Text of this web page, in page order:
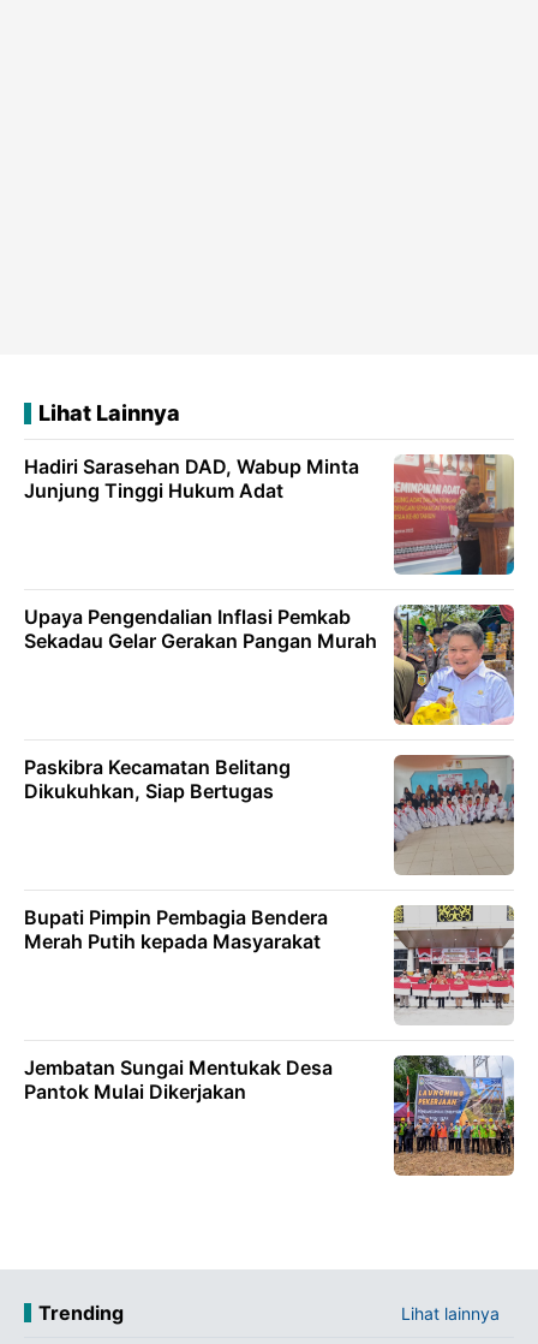
Lihat Lainnya
Hadiri Sarasehan DAD, Wabup Minta
Junjung Tinggi Hukum Adat
Upaya Pengendalian Inflasi Pemkab
Sekadau Gelar Gerakan Pangan Murah
Paskibra Kecamatan Belitang
Dikukuhkan, Siap Bertugas
Bupati Pimpin Pembagia Bendera
Merah Putih kepada Masyarakat
Jembatan Sungai Mentukak Desa
Pantok Mulai Dikerjakan
Trending Lihat lainnya